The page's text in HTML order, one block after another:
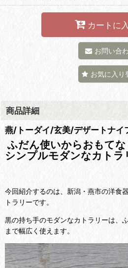
カートに
お問い合
お気に入り
商品詳細
燕/トーダイ/玄美/デザートナ
ふだん使いからおもて
シンプルモダンなカトラ
今回紹介するのは、新潟・燕市の洋食
トラリーです。
黒の持ち手のモダンなカトラリーは、
まで幅広く使えます。